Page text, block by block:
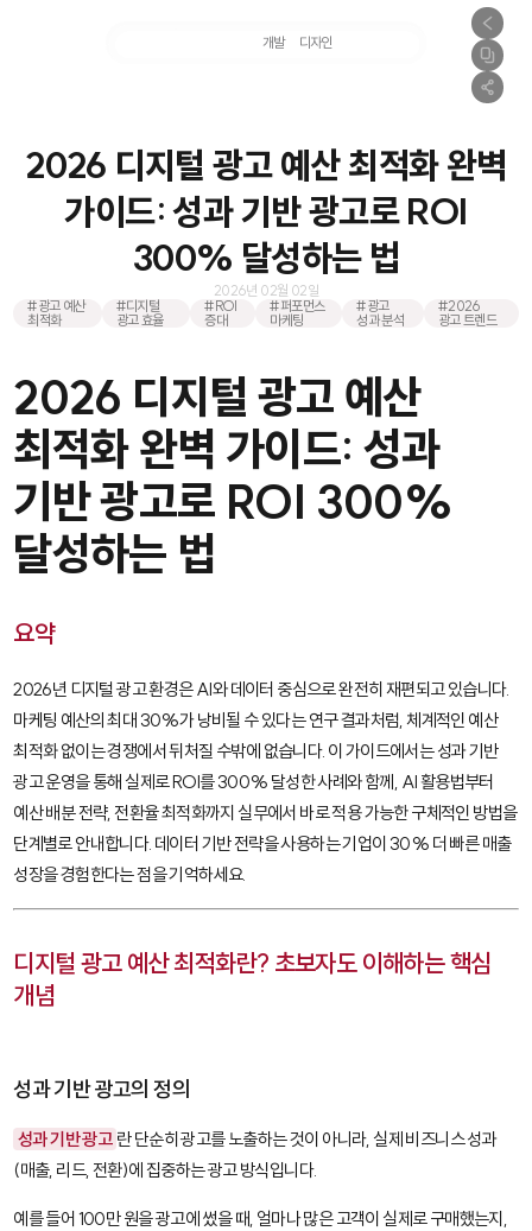
개발 디자인
2026 디지털 광고 예산 최적화 완벽
가이드: 성과 기반 광고로 ROI
300% 달성하는 법
2026년 02월 02일
#광고 예산
최적화
#디지털
광고 효율
#ROI
증대
#퍼포먼스
마케팅
#광고
성과 분석
#2026
광고 트렌드
2026 디지털 광고 예산
최적화 완벽 가이드: 성과
기반 광고로 ROI 300%
달성하는 법
요약
2026년 디지털 광고 환경은 AI와 데이터 중심으로 완전히 재편되고 있습니다.
마케팅 예산의 최대 30%가 낭비될 수 있다는 연구 결과처럼, 체계적인 예산
최적화 없이는 경쟁에서 뒤처질 수밖에 없습니다. 이 가이드에서는 성과 기반
광고 운영을 통해 실제로 ROI를 300% 달성한 사례와 함께, AI 활용법부터
예산 배분 전략, 전환율 최적화까지 실무에서 바로 적용 가능한 구체적인 방법을
단계별로 안내합니다. 데이터 기반 전략을 사용하는 기업이 30% 더 빠른 매출
성장을 경험한다는 점을 기억하세요.
디지털 광고 예산 최적화란? 초보자도 이해하는 핵심
개념
성과 기반 광고의 정의
성과 기반 광고 란 단순히 광고를 노출하는 것이 아니라, 실제 비즈니스 성과
(매출, 리드, 전환)에 집중하는 광고 방식입니다.
예를 들어 100만 원을 광고에 썼을 때, 얼마나 많은 고객이 실제로 구매했는지,